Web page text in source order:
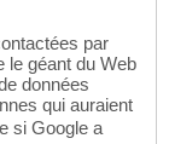
par
le géant du Web
données
qui auraient
si Google a